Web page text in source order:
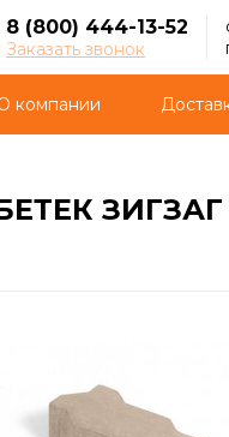
8 (800) 444-13-52
Заказать звонок
компании